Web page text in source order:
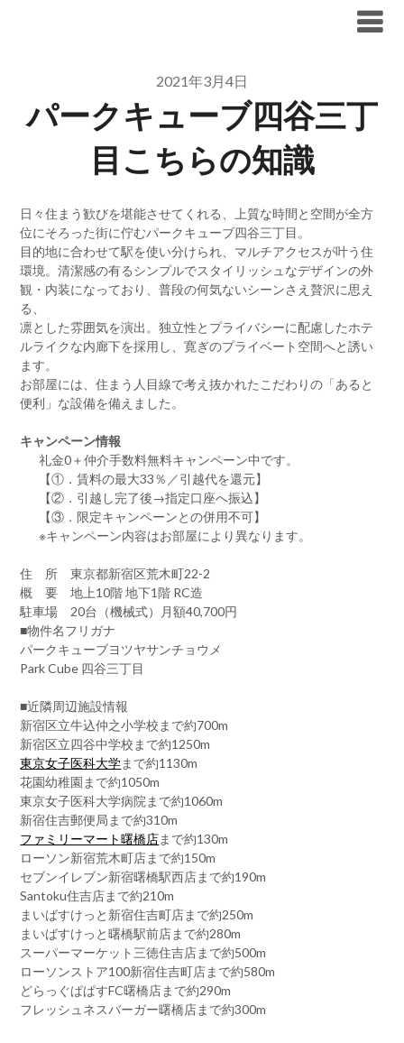
2021年3月4日
パークキューブ四谷三丁
目こちらの知識
日々住まう歓びを堪能させてくれる、上質な時間と空間が全方
位にそろった街に佇むパークキューブ四谷三丁目。
目的地に合わせて駅を使い分けられ、マルチアクセスが叶う住
環境。清潔感の有るシンプルでスタイリッシュなデザインの外
観・内装になっており、普段の何気ないシーンさえ贅沢に思え
る、
凛とした雰囲気を演出。独立性とプライバシーに配慮したホテ
ルライクな内廊下を採用し、寛ぎのプライベート空間へと誘い
ます。
お部屋には、住まう人目線で考え抜かれたこだわりの「あると
便利」な設備を備えました。
キャンペーン情報
礼金0＋仲介手数料無料キャンペーン中です。
【①．賃料の最大33％／引越代を還元】
【②．引越し完了後→指定口座へ振込】
【③．限定キャンペーンとの併用不可】
※キャンペーン内容はお部屋により異なります。
住 所 東京都新宿区荒木町22-2
概 要 地上10階 地下1階 RC造
駐車場 20台（機械式）月額40,700円
■物件名フリガナ
パークキューブヨツヤサンチョウメ
Park Cube 四谷三丁目
■近隣周辺施設情報
新宿区立牛込仲之小学校まで約700m
新宿区立四谷中学校まで約1250m
東京女子医科大学まで約1130m
花園幼稚園まで約1050m
東京女子医科大学病院まで約1060m
新宿住吉郵便局まで約310m
ファミリーマート曙橋店まで約130m
ローソン新宿荒木町店まで約150m
セブンイレブン新宿曙橋駅西店まで約190m
Santoku住吉店まで約210m
まいばすけっと新宿住吉町店まで約250m
まいばすけっと曙橋駅前店まで約280m
スーパーマーケット三徳住吉店まで約500m
ローソンストア100新宿住吉町店まで約580m
どらっぐぱぱすFC曙橋店まで約290m
フレッシュネスバーガー曙橋店まで約300m